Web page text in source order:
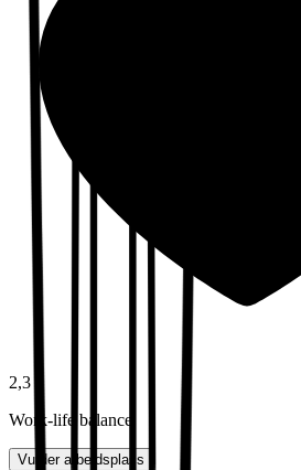
2,3
Work-life balance
Vurder arbeidsplass